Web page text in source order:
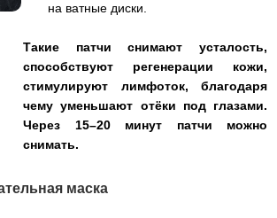
на ватные диски.
Такие патчи снимают усталость,
способствуют регенерации кожи,
стимулируют лимфоток, благодаря
чему уменьшают отёки под глазами.
Через 15–20 минут патчи можно
снимать.
маска